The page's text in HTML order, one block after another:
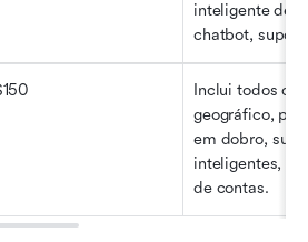
inteligente de
chatbot,
Inclui todos os
geográfico,
em dobro,
inteligentes,
de contas.